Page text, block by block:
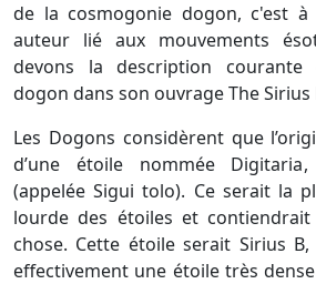
de la cosmogonie dogon, c'est à
auteur lié aux mouvements
devons la description courante
dogon dans son ouvrage The Sirius
Les Dogons considèrent que
d’une étoile nommée
(appelée Sigui tolo). Ce serait la
lourde des étoiles et
chose. Cette étoile serait Sirius
effectivement une étoile très